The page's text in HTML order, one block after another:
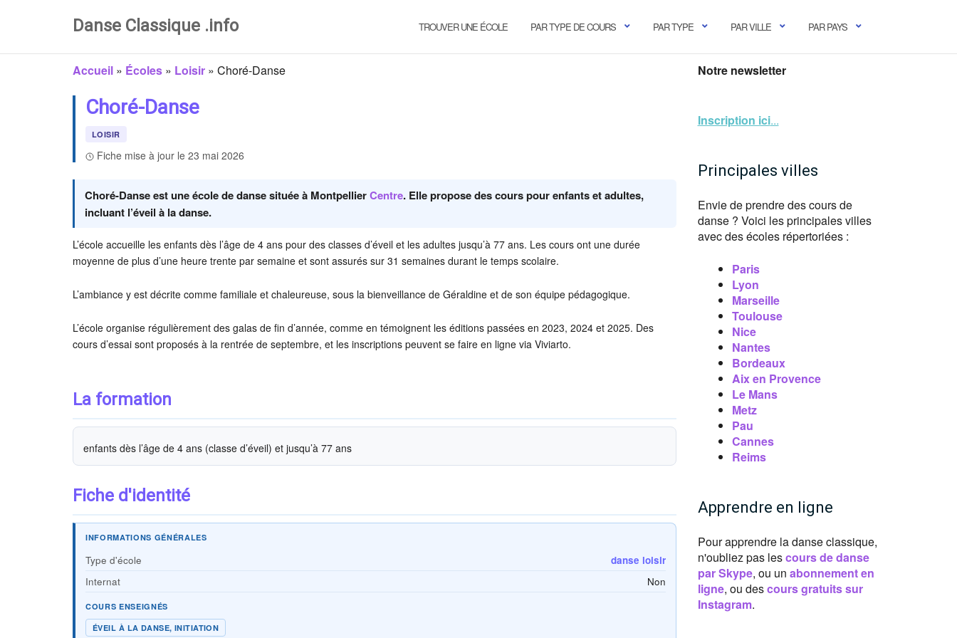
Danse Classique .info TROUVER UNE ÉCOLE PAR TYPE DE COURS PAR TYPE PAR VILLE PAR PAYS
Accueil » Écoles » Loisir » Choré-Danse
Choré-Danse
LOISIR
Fiche mise à jour le 23 mai 2026
Choré-Danse est une école de danse située à MontpellierCentre. Elle propose des cours pour enfants et adultes,
incluant l’éveil à la danse.
L’école accueille les enfants dès l’âge de 4 ans pour des classes d’éveil et les adultes jusqu’à 77 ans. Les cours ont une durée
moyenne de plus d’une heure trente par semaine et sont assurés sur 31 semaines durant le temps scolaire.
L’ambiance y est décrite comme familiale et chaleureuse, sous la bienveillance de Géraldine et de son équipe pédagogique.
L’école organise régulièrement des galas de fin d’année, comme en témoignent les éditions passées en 2023, 2024 et 2025. Des
cours d’essai sont proposés à la rentrée de septembre, et les inscriptions peuvent se faire en ligne via Viviarto.
La formation
enfants dès l’âge de 4 ans (classe d’éveil) et jusqu’à 77 ans
Fiche d'identité
INFORMATIONS GÉNÉRALES
Type d'école
danse loisir
Internat
Non
COURS ENSEIGNÉS
ÉVEIL À LA DANSE, INITIATION
Notre newsletter
Inscription ici...
Principales villes
Envie de prendre des cours de
danse ? Voici les principales villes
avec des écoles répertoriées :
Paris
Lyon
Marseille
Toulouse
Nice
Nantes
Bordeaux
Aix en Provence
Le Mans
Metz
Pau
Cannes
Reims
Apprendre en ligne
Pour apprendre la danse classique,
n'oubliez pas lescours de danse
par Skype, ou un abonnement en
ligne, ou descours gratuits sur
Instagram.